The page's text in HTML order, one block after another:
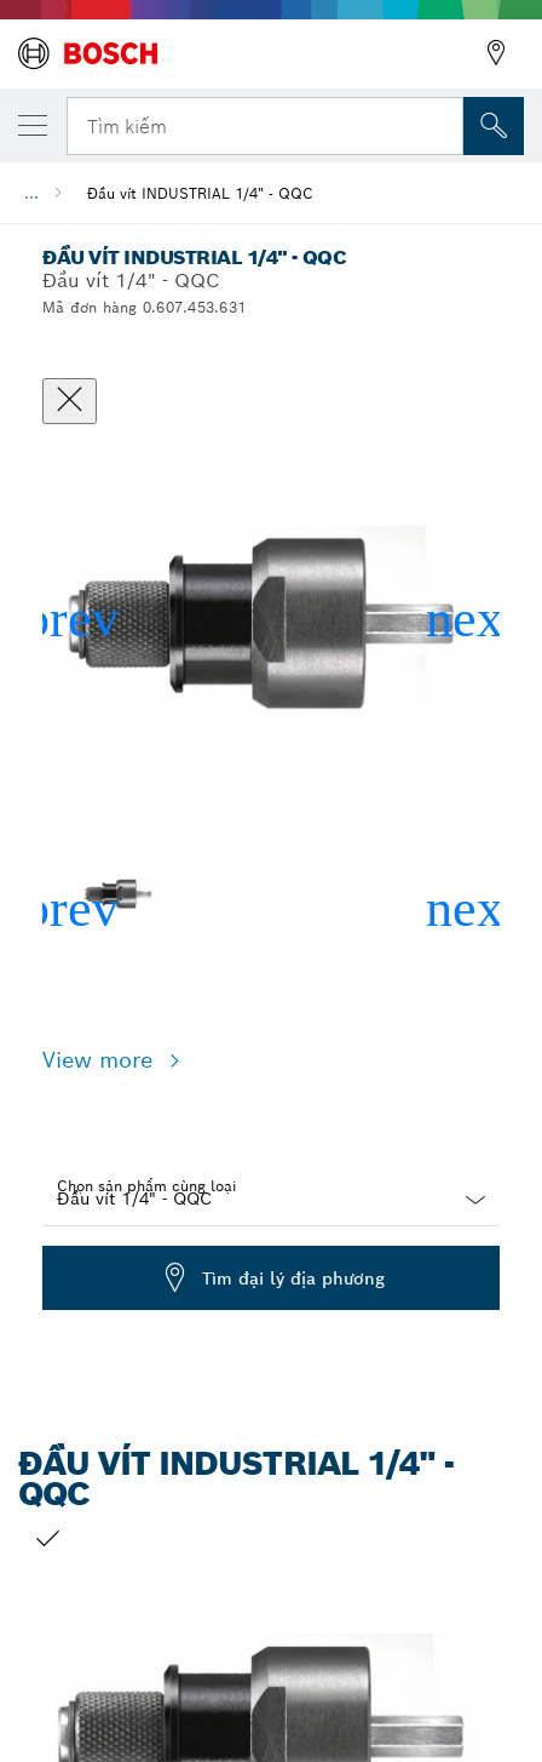
Tìm kiếm
... Đầu vít INDUSTRIAL 1/4" - QQC
ĐẦU VÍT INDUSTRIAL 1/4" - QQC
Đầu vít 1/4" - QQC
Mã đơn hàng 0.607.453.631
View more
Chọn sản phẩm cùng loại
Tìm đại lý địa phương
ĐẦU VÍT INDUSTRIAL 1/4" -
QQC